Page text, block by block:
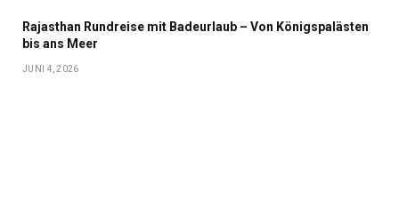
Rajasthan Rundreise mit Badeurlaub – Von Königspalästen
bis ans Meer
JUNI 4, 2026